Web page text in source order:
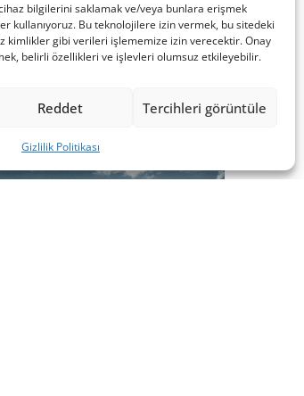
bilgilerini saklamak ve/veya bunlara erişmek
kullanıyoruz. Bu teknolojilere izin vermek, bu sitedeki
kimlikler gibi verileri işlememize izin verecektir. Onay
belirli özellikleri ve işlevleri olumsuz etkileyebilir.
Reddet Tercihleri görüntüle
Gizlilik Politikası